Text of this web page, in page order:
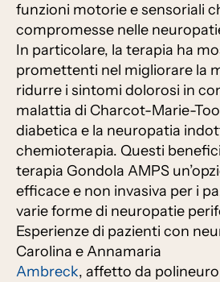
funzioni motorie e sensoriali
compromesse nelle
In particolare, la terapia ha
promettenti nel migliorare la
ridurre i sintomi dolorosi in
malattia di Charcot-Marie-
diabetica e la neuropatia
chemioterapia. Questi
terapia Gondola AMPS
efficace e non invasiva per i
varie forme di neuropatie
Esperienze di pazienti con
Carolina e Annamaria
Ambreck, affetto da